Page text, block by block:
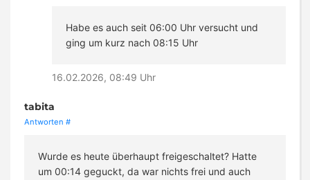
Habe es auch seit 06:00 Uhr versucht und
ging um kurz nach 08:15 Uhr
16.02.2026, 08:49 Uhr
tabita
Antworten #
Wurde es heute überhaupt freigeschaltet? Hatte
um 00:14 geguckt, da war nichts frei und auch